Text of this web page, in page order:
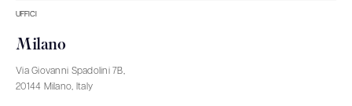
UFFICI
Milano
Via Giovanni Spadolini 7B,
20144 Milano, Italy